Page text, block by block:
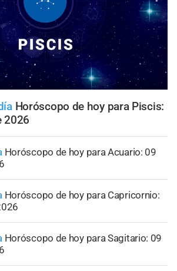
Horóscopo de hoy para Piscis:
2026
Horóscopo de hoy para Acuario: 09
Horóscopo de hoy para Capricornio:
Horóscopo de hoy para Sagitario: 09